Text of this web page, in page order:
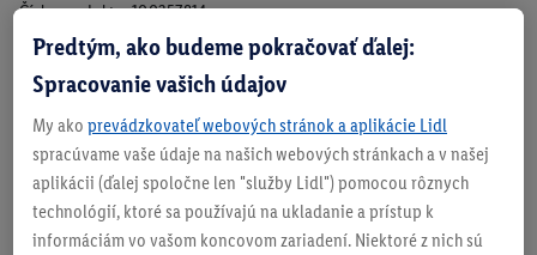
Číslo produktu: 100357814
Zistite svoju veľkosť
O produkte
Predtým, ako budeme pokračovať ďalej:
Spracovanie vašich údajov
My ako prevádzkovateľ webových stránok a aplikácie Lidl
spracúvame vaše údaje na našich webových stránkach a v našej
aplikácii (ďalej spoločne len "služby Lidl") pomocou rôznych
technológií, ktoré sa používajú na ukladanie a prístup k
informáciám vo vašom koncovom zariadení. Niektoré z nich sú